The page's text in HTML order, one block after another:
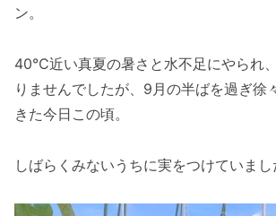
ン。
40℃近い真夏の暑さと水不足にやられ
りませんでしたが、9月の半ばを過ぎ徐
きた今日この頃。
しばらくみないうちに実をつけていまし